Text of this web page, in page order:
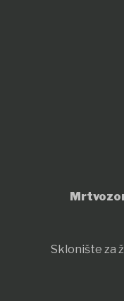
Sklonište za